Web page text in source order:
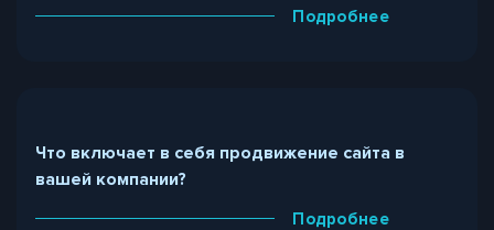
Подробнее
Что включает в себя продвижение сайта в
вашей компании?
Подробнее